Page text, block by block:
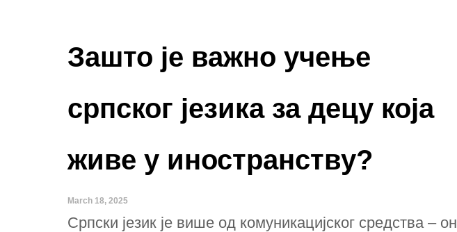
Зашто је важно учење
српског језика за децу која
живе у иностранству?
March 18, 2025
Српски језик је више од комуникацијског средства – он